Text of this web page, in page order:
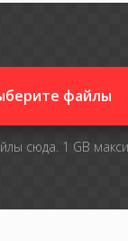
файлы
сюда. 1 GB